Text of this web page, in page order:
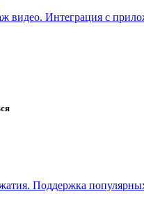
видео. Интеграция с
Поддержка